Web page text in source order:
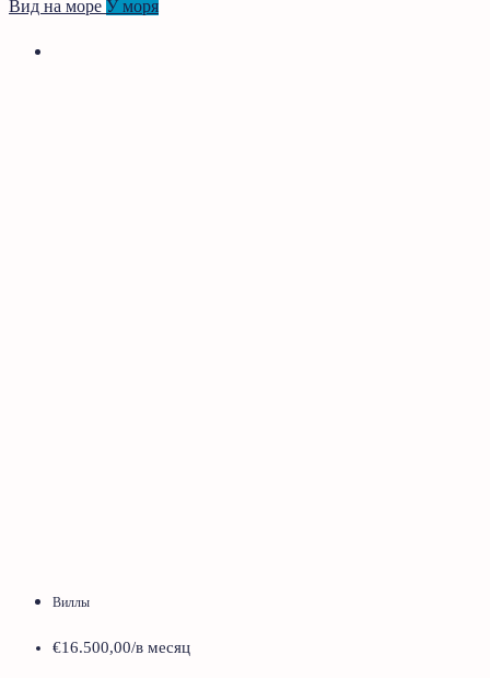
Вид на море У моря
Виллы
€16.500,00/в месяц